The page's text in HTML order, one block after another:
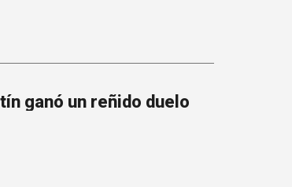
ganó un reñido duelo